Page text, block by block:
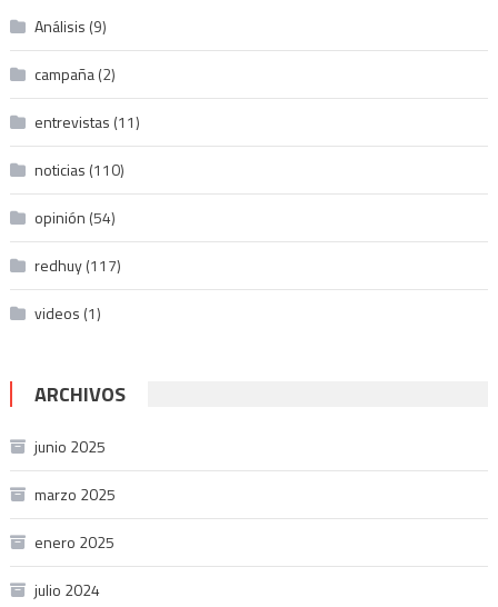
Análisis (9)
campaña(2)
entrevistas (11)
noticias (110)
opinión (54)
redhuy(117)
videos (1)
ARCHIVOS
junio 2025
marzo 2025
enero 2025
julio 2024